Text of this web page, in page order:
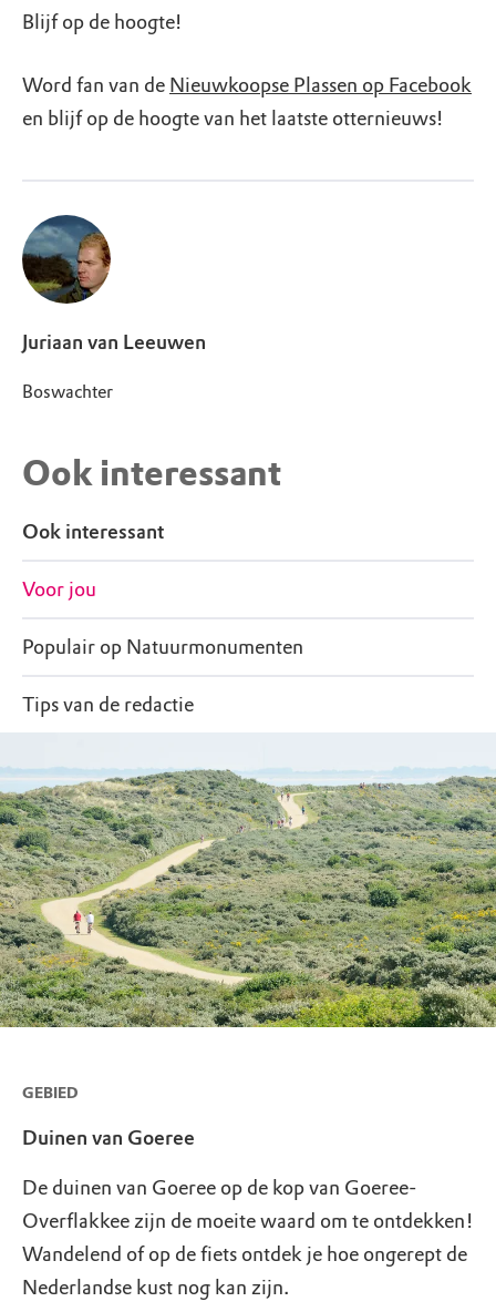
Blijf op de hoogte!
Word fan van de Nieuwkoopse Plassen op Facebook
en blijf op de hoogte van het laatste otternieuws!
Juriaan van Leeuwen
Boswachter
Ook interessant
Ook interessant
Voor jou
Populair op Natuurmonumenten
Tips van de redactie
GEBIED
Duinen van Goeree
De duinen van Goeree op de kop van Goeree-
Overflakkee zijn de moeite waard om te ontdekken!
Wandelend of op de fiets ontdek je hoe ongerept de
Nederlandse kust nog kan zijn.